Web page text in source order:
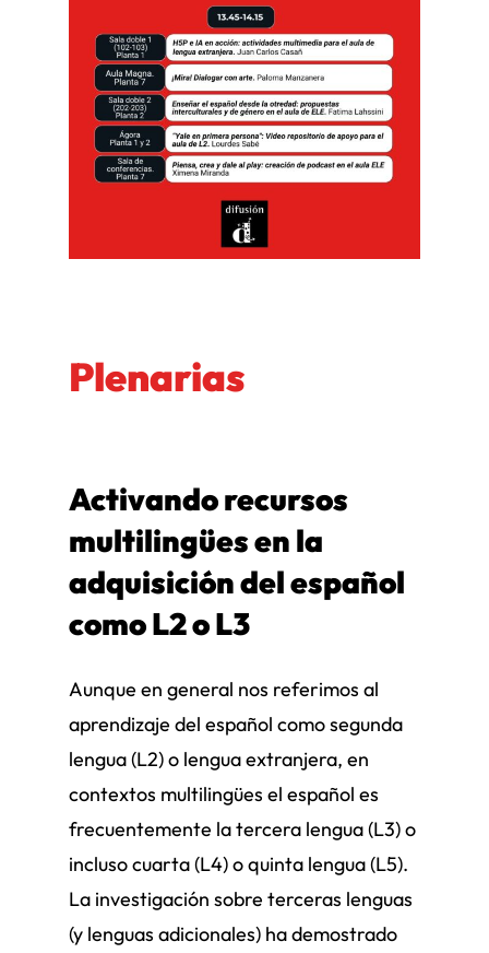
Plenarias
Activando recursos
multilingües en la
adquisición del español
como L2 o L3
Aunque en general nos referimos al
aprendizaje del español como segunda
lengua (L2) o lengua extranjera, en
contextos multilingües el español es
frecuentemente la tercera lengua (L3) o
incluso cuarta (L4) o quinta lengua (L5).
La investigación sobre terceras lenguas
(y lenguas adicionales) ha demostrado